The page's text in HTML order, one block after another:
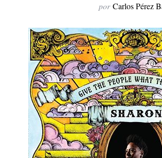
por Carlos Pérez